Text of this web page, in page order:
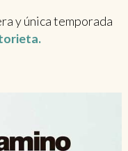
y única temporada